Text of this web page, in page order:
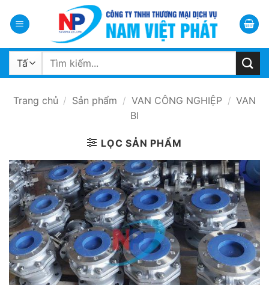
qua
dung
Tìm
Trang chủ / Sản phẩm / VAN CÔNG NGHIỆP / VAN
BI
LỌC SẢN PHẨM